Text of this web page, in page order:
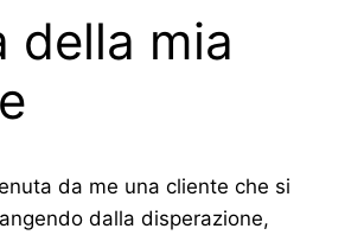
della mia
da me una cliente che si
dalla disperazione,